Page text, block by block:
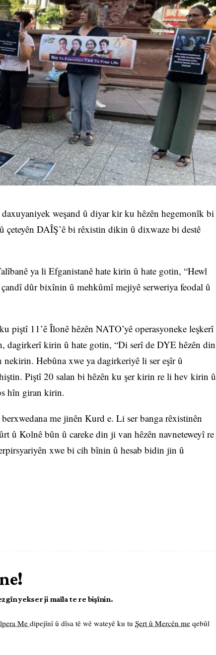
weşand û diyar kir ku hêzên hegemonîk bi
DAÎŞ’ê bi rêxistin dikin û dixwaze bi destê
ya li Efganistanê hate kirin û hate gotin, “Hewl
dûr bixînin û mehkûmî mejiyê serweriya feodal û
piştî 11’ê Îlonê hêzên NATO’yê operasyoneke leşkerî
kirin û hate gotin, “Di serî de DYE hêzên din
Hebûna xwe ya dagirkeriyê li ser eşîr û
Piştî 20 salan bi hêzên ku şer kirin re li hev kirin û
hîn giran kirin.
me jinên Kurd e. Li ser banga rêxistinên
û Kolnê bûn û careke din ji van hêzên navneteweyî re
xwe bi cih bînin û hesab bidin jin û
yekser ji maîla te re bişînin.
Medipejînî û dîsa tê wê wateyê ku tu Şert û Mercên me qebûl